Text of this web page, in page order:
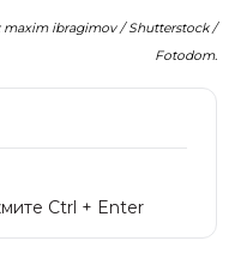
maxim ibragimov / Shutterstock /
Fotodom.
Ctrl + Enter